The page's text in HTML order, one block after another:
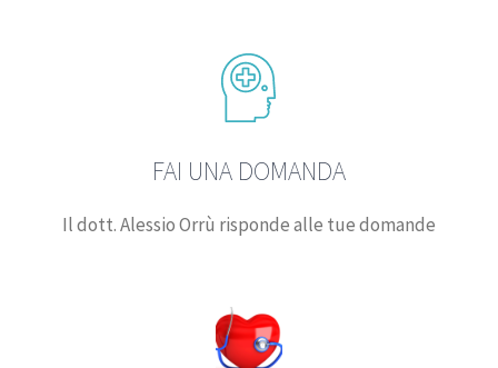
FAI UNA DOMANDA
Il dott. Alessio Orrù risponde alle tue domande